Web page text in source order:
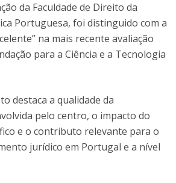
da Faculdade de Direito da
Portuguesa, foi distinguido com a
na mais recente avaliação
para a Ciência e a Tecnologia
destaca a qualidade da
pelo centro, o impacto do
e o contributo relevante para o
jurídico em Portugal e a nível